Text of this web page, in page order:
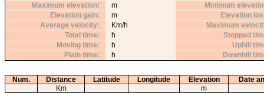
Maximum elevation
m
Elevation gain
m
Average velocity
Km/h
Total time
h
Moving time
h
Plain time
h
Minimum
Elevation
Maximum
Stopped
Uphill
Downhill
Num. Distance Latitude Longitude Elevation
Date
Km
m